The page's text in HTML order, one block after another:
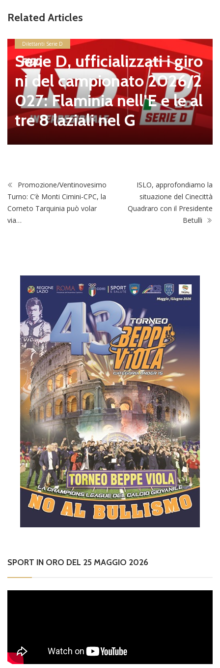
Related Articles
Dilettanti Serie D
Serie D, ufficializzati i giro
ni del campionato 2026/2
027: Flaminia nell’E e le al
tre 8 laziali nel G
Promozione/Ventinovesimo
Turno: C’è Monti Cimini-CPC, la
Corneto Tarquinia può volar
via…
ISLO, approfondiamo la
situazione del Cinecittà
Quadraro con il Presidente
Betulli
SPORT IN ORO DEL 25 MAGGIO 2026